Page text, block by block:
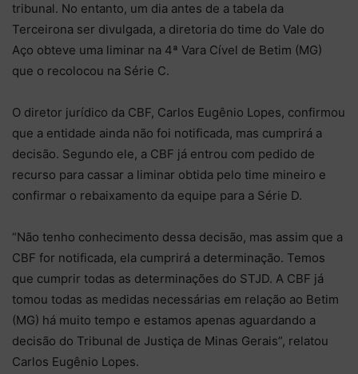
tribunal. No entanto, um dia antes de a tabela da
Terceirona ser divulgada, a diretoria do time do Vale do
Aço obteve uma liminar na 4ª Vara Cível de Betim (MG)
que o recolocou na Série C.
O diretor jurídico da CBF, Carlos Eugênio Lopes, confirmou
que a entidade ainda não foi notificada, mas cumprirá a
decisão. Segundo ele, a CBF já entrou com pedido de
recurso para cassar a liminar obtida pelo time mineiro e
confirmar o rebaixamento da equipe para a Série D.
“Não tenho conhecimento dessa decisão, mas assim que a
CBF for notificada, ela cumprirá a determinação. Temos
que cumprir todas as determinações do STJD. A CBF já
tomou todas as medidas necessárias em relação ao Betim
(MG) há muito tempo e estamos apenas aguardando a
decisão do Tribunal de Justiça de Minas Gerais”, relatou
Carlos Eugênio Lopes.